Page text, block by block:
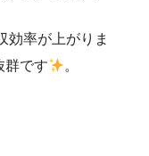
効率が上がりま
群です
。